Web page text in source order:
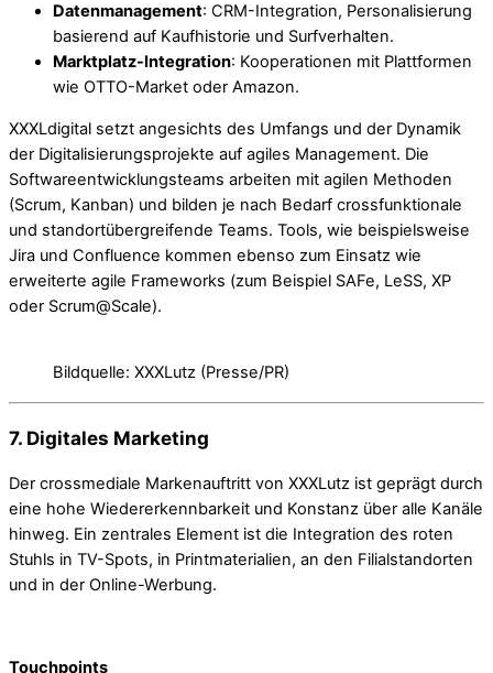
Datenmanagement: CRM-Integration, Personalisierung
basierend auf Kaufhistorie und Surfverhalten.
Marktplatz-Integration: Kooperationen mit Plattformen
wie OTTO-Market oder Amazon.
XXXLdigital setzt angesichts des Umfangs und der Dynamik
der Digitalisierungsprojekte auf agiles Management. Die
Softwareentwicklungsteams arbeiten mit agilen Methoden
(Scrum, Kanban) und bilden je nach Bedarf crossfunktionale
und standortübergreifende Teams. Tools, wie beispielsweise
Jira und Confluence kommen ebenso zum Einsatz wie
erweiterte agile Frameworks (zum Beispiel SAFe, LeSS, XP
oder Scrum@Scale).
Bildquelle: XXXLutz (Presse/PR)
7. Digitales Marketing
Der crossmediale Markenauftritt von XXXLutz ist geprägt durch
eine hohe Wiedererkennbarkeit und Konstanz über alle Kanäle
hinweg. Ein zentrales Element ist die Integration des roten
Stuhls in TV-Spots, in Printmaterialien, an den Filialstandorten
und in der Online-Werbung.
Touchpoints